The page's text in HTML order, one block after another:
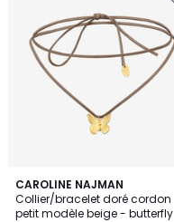
CAROLINE NAJMAN
Collier/bracelet doré cordon
petit modèle beige - butterfly